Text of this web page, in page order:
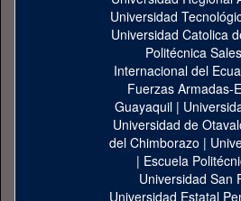
Universidad
Universidad Catolica
Politécnica
Internacional del
Fuerzas Armadas-
Guayaquil|
Universidad de
del Chimborazo |
| Escuela
Universidad San
Universidad Estatal